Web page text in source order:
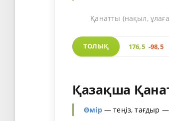
Қанатты (нақыл,
ТОЛЫҚ 176,5 -98,5
Қазақша
Өмір— теңіз, тағдыр —